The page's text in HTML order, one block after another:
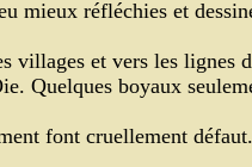
mieux réfléchies et
villages et vers les
Quelques boyaux
font cruellement défaut.